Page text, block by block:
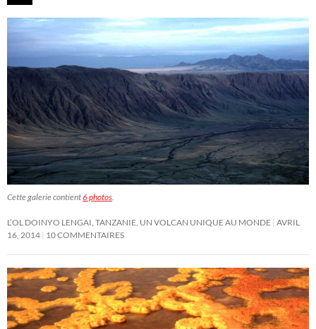
Cette galerie contient6 photos
L’OL DOINYO LENGAI, TANZANIE, UN VOLCAN UNIQUE AU MONDE AVRIL
16, 2014 10 COMMENTAIRES